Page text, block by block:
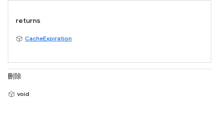
returns
CacheExpiration
刪除
void